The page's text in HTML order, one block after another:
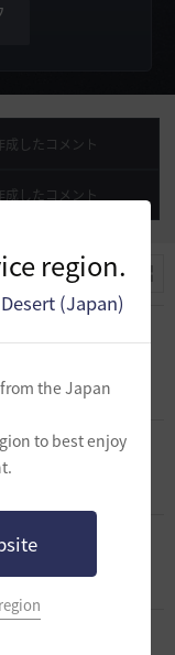
region.
(Japan)
the Japan
to best enjoy
成したコメント
成したコメント
セラフ
心者に
者に